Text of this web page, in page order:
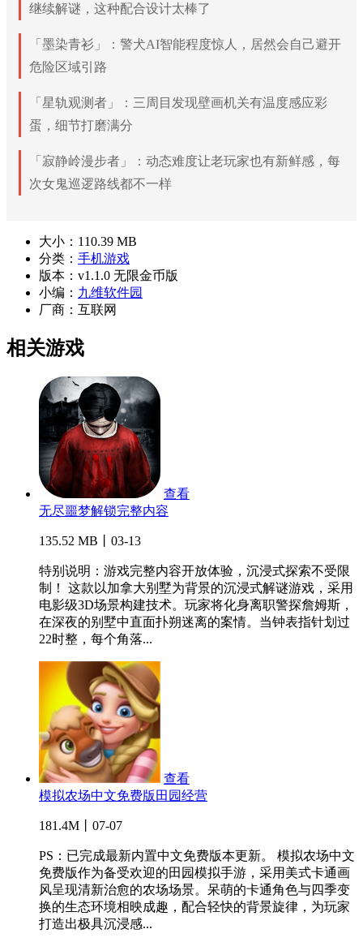
继续解谜，这种配合设计太棒了
「墨染青衫」：警犬AI智能程度惊人，居然会自己避开
危险区域引路
「星轨观测者」：三周目发现壁画机关有温度感应彩
蛋，细节打磨满分
「寂静岭漫步者」：动态难度让老玩家也有新鲜感，每
次女鬼巡逻路线都不一样
大小： 110.39 MB
分类： 手机游戏
版本： v1.1.0 无限金币版
小编： 九维软件园
厂商： 互联网
相关游戏
查看
无尽噩梦解锁完整内容
135.52 MB丨03-13
特别说明：游戏完整内容开放体验，沉浸式探索不受限
制！ 这款以加拿大别墅为背景的沉浸式解谜游戏，采用
电影级3D场景构建技术。玩家将化身离职警探詹姆斯，
在深夜的别墅中直面扑朔迷离的案情。当钟表指针划过
22时整，每个角落...
查看
模拟农场中文免费版田园经营
181.4M丨07-07
PS：已完成最新内置中文免费版本更新。 模拟农场中文
免费版作为备受欢迎的田园模拟手游，采用美式卡通画
风呈现清新治愈的农场场景。呆萌的卡通角色与四季变
换的生态环境相映成趣，配合轻快的背景旋律，为玩家
打造出极具沉浸感...